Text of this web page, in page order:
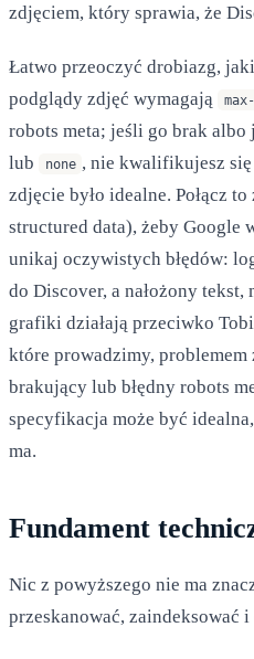
zdjęciem, który sprawia, że
Łatwo przeoczyć drobiazg,
podglądy zdjęć wymagają
robots meta; jeśli go brak albo
lub none , nie kwalifikujesz
zdjęcie było idealne. Połącz
structured data), żeby Google
unikaj oczywistych błędów:
do Discover, a nałożony
grafiki działają przeciwko
które prowadzimy,
brakujący lub błędny robots
specyfikacja może być
ma.
Fundament
Nic z powyższego nie ma
przeskanować, zaindeksować i